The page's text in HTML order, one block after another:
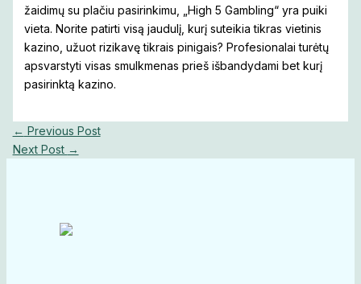
žaidimų su plačiu pasirinkimu, „High 5 Gambling“ yra puiki
vieta. Norite patirti visą jaudulį, kurį suteikia tikras vietinis
kazino, užuot rizikavę tikrais pinigais? Profesionalai turėtų
apsvarstyti visas smulkmenas prieš išbandydami bet kurį
pasirinktą kazino.
← Previous Post
Next Post →